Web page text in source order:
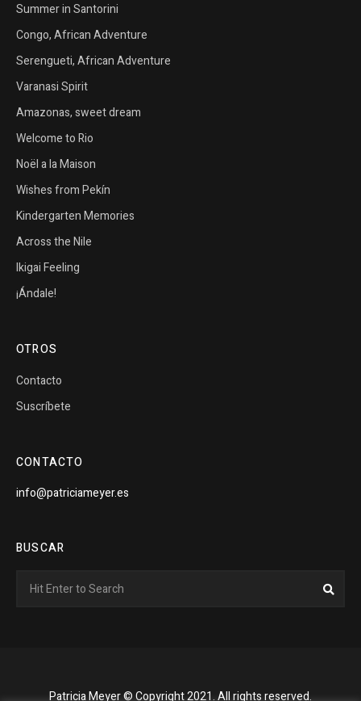
Summer in Santorini
Congo, African Adventure
Serengueti, African Adventure
Varanasi Spirit
Amazonas, sweet dream
Welcome to Rio
Noël a la Maison
Wishes from Pekín
Kindergarten Memories
Across the Nile
Ikigai Feeling
¡Ándale!
OTROS
Contacto
Suscríbete
CONTACTO
info@patriciameyer.es
BUSCAR
for:
Patricia Meyer © Copyright 2021. All rights reserved.